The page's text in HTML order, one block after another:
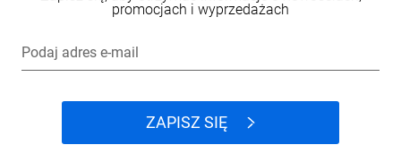
promocjach i wyprzedażach
Podaj adres e-mail
ZAPISZ SIĘ